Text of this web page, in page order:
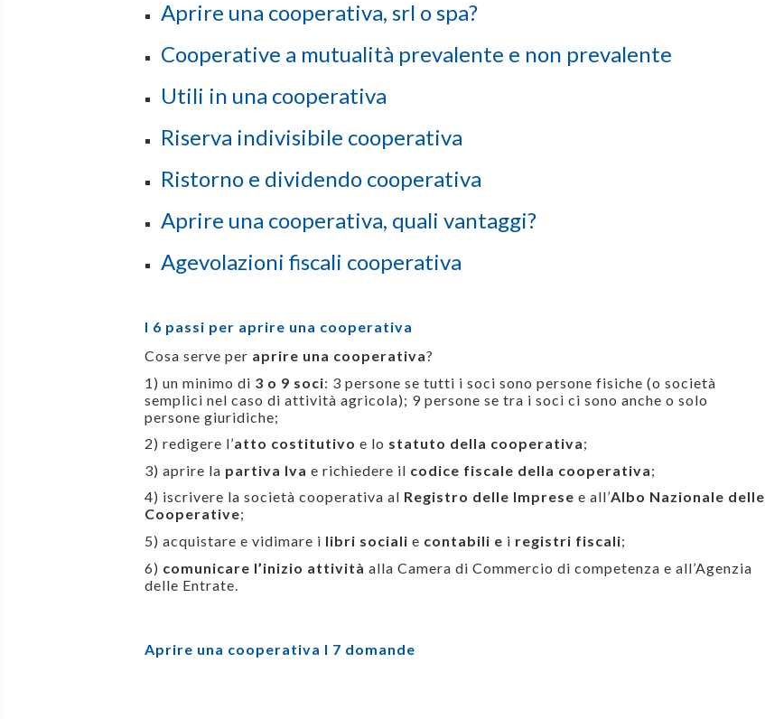
Aprire una cooperativa, srl o spa?
Cooperative a mutualità prevalente e non prevalente
Utili in una cooperativa
Riserva indivisibile cooperativa
Ristorno e dividendo cooperativa
Aprire una cooperativa, quali vantaggi?
Agevolazioni fiscali cooperativa
I 6 passi per aprire una cooperativa
Cosa serve per aprire una cooperativa?
1) un minimo di 3 o 9 soci: 3 persone se tutti i soci sono persone fisiche (o società
semplici nel caso di attività agricola); 9 persone se tra i soci ci sono anche o solo
persone giuridiche;
2) redigere l’atto costitutivo e lo statuto della cooperativa;
3) aprire la partiva Iva e richiedere il codice fiscale della cooperativa;
4) iscrivere la società cooperativa al Registro delle Imprese e all’Albo Nazionale delle
Cooperative;
5) acquistare e vidimare i libri sociali e contabili e i registri fiscali;
6) comunicare l’inizio attività alla Camera di Commercio di competenza e all’Agenzia
delle Entrate.
Aprire una cooperativa I 7 domande